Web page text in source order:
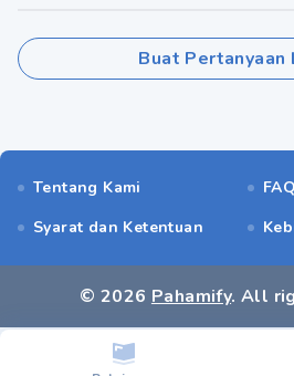
Buat Pertanyaan
Tentang Kami
FAQ
Syarat dan Ketentuan
© 2026 Pahamify. All